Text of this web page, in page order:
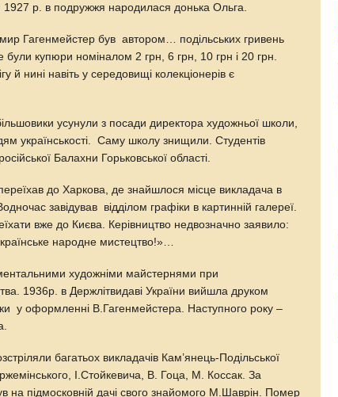
1927 р. в подружжя народилася донька Ольга.
Гагенмейстер був автором… подільських гривень
були купюри номіналом 2 грн, 6 грн, 10 грн і 20 грн.
й нині навіть у середовищі колекціонерів є
усунули з посади директора художньої школи,
українськості. Саму школу знищили. Студентів
Балахни Горьковської області.
до Харкова, де знайшлося місце викладача в
завідував відділом графіки в картинній галереї.
вже до Києва. Керівництво недвозначно заявило:
народне мистецтво!»…
художніми майстернями при
1936р. в Держлітвидаві України вийшла друком
у оформленні В.Гагенмейстера. Наступного року –
багатьох викладачів Кам’янець-Подільської
І.Стойкевича, В. Гоца, М. Коссак. За
на підмосковній дачі свого знайомого М.Шаврін. Помер